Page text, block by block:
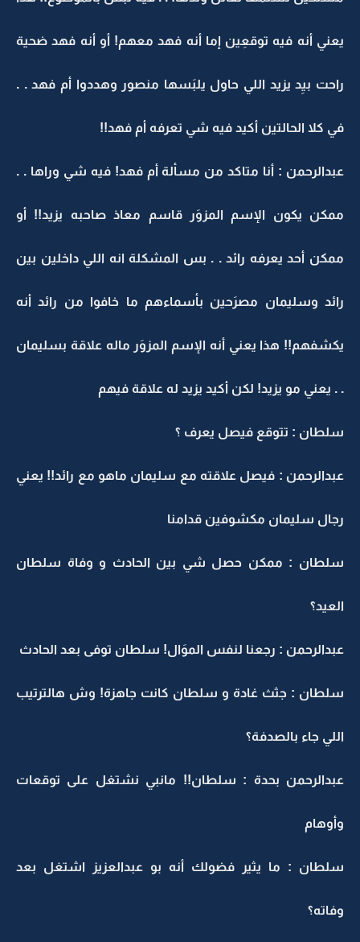
يعني أنه فيه توقعِين إما أنه فهد معهم! أو أنه فهد ضحية
راحت بيِد يزيد اللي حاول يلبَسها منصور وهددوا أم فهد . .
في كلا الحالتين أكيد فيه شي تعرفه أم فهد!!
عبدالرحمن : أنا متاكد من مسألة أم فهد! فيه شي وراها . .
ممكن يكون الإسم المزوَر قاسم معاذ صاحبه يزيد!! أو
ممكن أحد يعرفه رائد . . بس المشكلة انه اللي داخلين بين
رائد وسليمان مصرَحين بأسماءهم ما خافوا من رائد أنه
يكشفهم!! هذا يعني أنه الإسم المزوَر ماله علاقة بسليمان
. . يعني مو يزيد! لكن أكيد يزيد له علاقة فيهم
سلطان : تتوقع فيصل يعرف ؟
عبدالرحمن : فيصل علاقته مع سليمان ماهو مع رائد!! يعني
رجال سليمان مكشوفين قدامنا
سلطان : ممكن حصل شي بين الحادث و وفاة سلطان
العيد؟
عبدالرحمن : رجعنا لنفس الموَال! سلطان توفى بعد الحادث
سلطان : جثث غادة و سلطان كانت جاهزة! وش هالترتيب
اللي جاء بالصدفة؟
عبدالرحمن بحدة : سلطان!! مانبي نشتغل على توقعات
وأوهام
سلطان : ما يثير فضولك أنه بو عبدالعزيز اشتغل بعد
وفاته؟